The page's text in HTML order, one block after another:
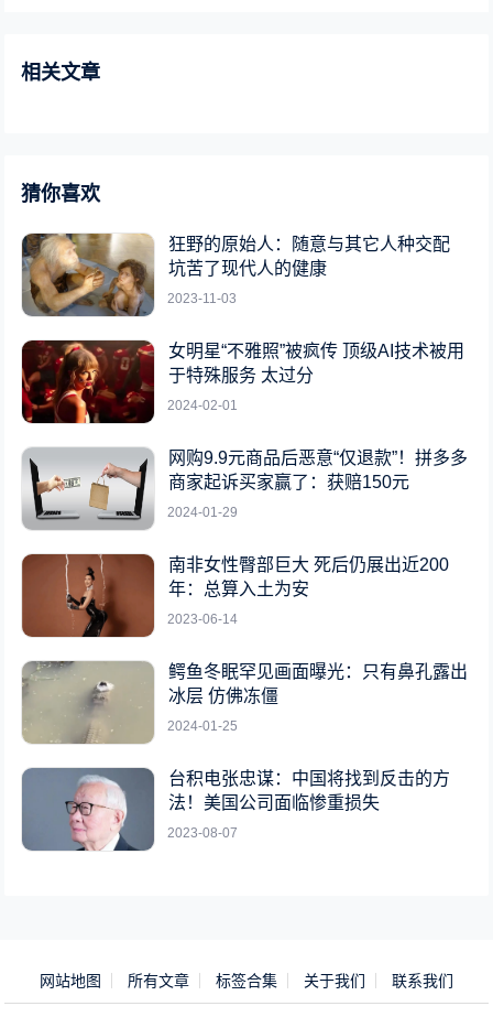
相关文章
猜你喜欢
狂野的原始人：随意与其它人种交配
坑苦了现代人的健康
2023-11-03
女明星“不雅照”被疯传 顶级AI技术被用
于特殊服务 太过分
2024-02-01
网购9.9元商品后恶意“仅退款”！拼多多
商家起诉买家赢了：获赔150元
2024-01-29
南非女性臀部巨大 死后仍展出近200
年：总算入土为安
2023-06-14
鳄鱼冬眠罕见画面曝光：只有鼻孔露出
冰层 仿佛冻僵
2024-01-25
台积电张忠谋：中国将找到反击的方
法！美国公司面临惨重损失
2023-08-07
网站地图 所有文章 标签合集 关于我们 联系我们